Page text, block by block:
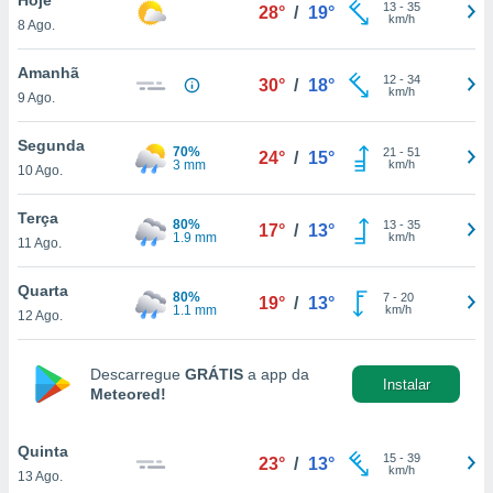
lhe
e
com
Pode
e
a
a
8 Ago.
28° / 19° 13- 35
km/h
Amanhã
9 Ago.
30° / 18° 12- 34
km/h
Segunda
10 Ago.
70%
3 mm
24° / 15° 21 - 51
km/h
Terça
11 Ago.
80%
1.9 mm
17° / 13° 13- 35
km/h
Quarta
12 Ago.
80%
1.1 mm
19° / 13° 7- 20
km/h
Descarregue GRÁTIS a app da
Meteored!
Instalar
Quinta
13 Ago.
23° / 13° 15- 39
km/h